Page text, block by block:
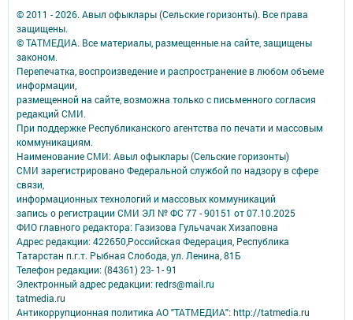
© 2011 - 2026. Авыл офыклары (Сельские горизонты). Все права
защищены.
© ТАТМЕДИА. Все материалы, размещенные на сайте, защищены
законом.
Перепечатка, воспроизведение и распространение в любом объеме
информации,
размещенной на сайте, возможна только с письменного согласия
редакций СМИ.
При поддержке Республиканского агентства по печати и массовым
коммуникациям.
Наименование СМИ: Авыл офыклары (Сельские горизонты)
СМИ зарегистрировано Федеральной службой по надзору в сфере
связи,
информационных технологий и массовых коммуникаций
запись о регистрации СМИ ЭЛ № ФС 77 - 90151 от 07.10.2025
ФИО главного редактора: Газизова Гульчачак Хизаповна
Адрес редакции: 422650,Российская Федерация, Республика
Татарстан п.г.т. Рыбная Слобода, ул. Ленина, 81Б
Телефон редакции: (84361) 23- 1- 91
Электронный адрес редакции: redrs@mail.ru
tatmedia.ru
Антикоррупционная политика АО "ТАТМЕДИА": http://tatmedia.ru